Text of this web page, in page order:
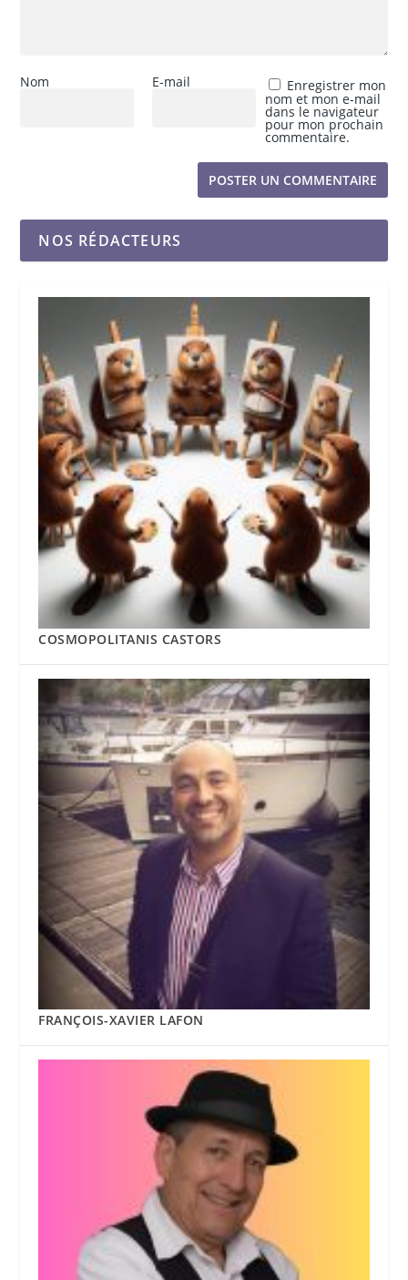
Nom E-mail Enregistrer mon
nom et mon e-mail
dans le navigateur
pour mon prochain
commentaire.
NOS RÉDACTEURS
COSMOPOLITANIS CASTORS
FRANÇOIS-XAVIER LAFON